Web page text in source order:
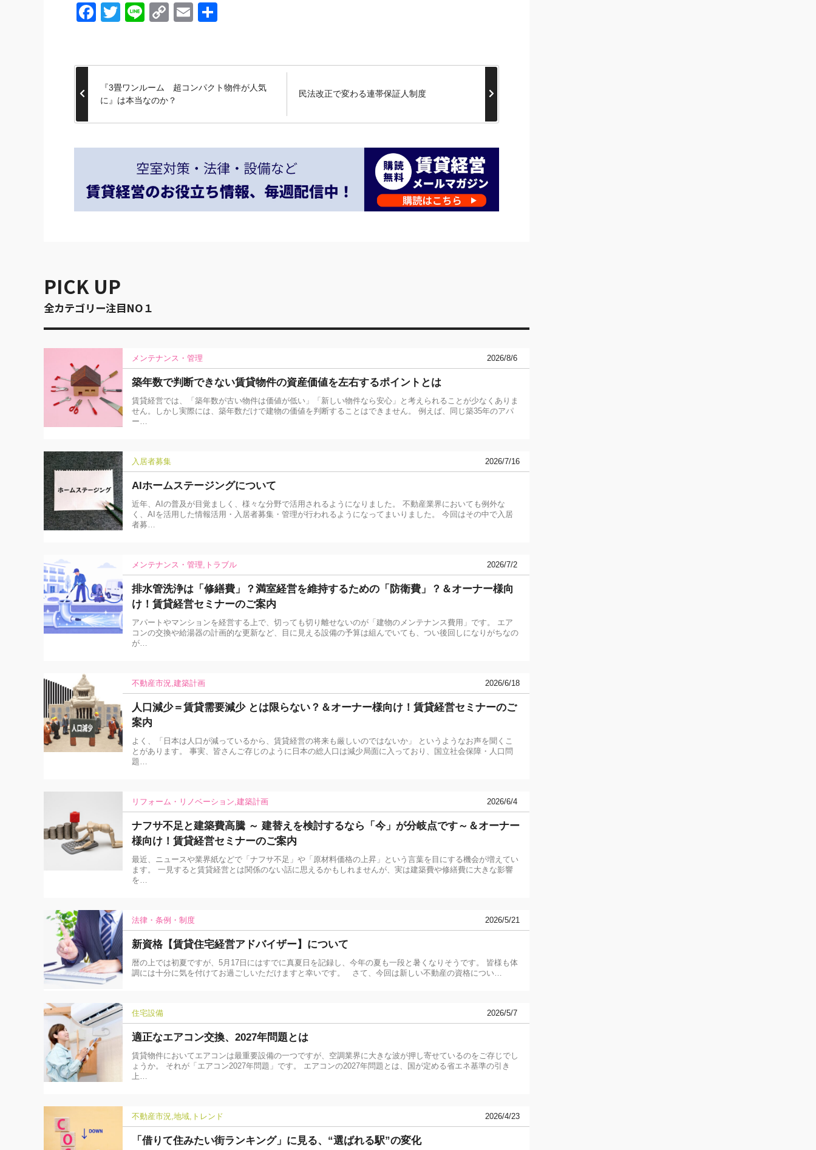
Facebook
Twitter
LineCopyEmail
『3畳ワンルーム 超コンパクト物件が人気
に』は本当なのか？
民法改正で変わる連帯保証人制度
PICK UP
全カテゴリー注目NO１
メンテナンス・管理 2026/8/6
築年数で判断できない賃貸物件の資産価値を左右するポイントとは
賃貸経営では、「築年数が古い物件は価値が低い」「新しい物件なら安心」と考えられることが少なくありま
せん。しかし実際には、築年数だけで建物の価値を判断することはできません。 例えば、同じ築35年のアパ
ー…
入居者募集 2026/7/16
AIホームステージングについて
近年、AIの普及が目覚ましく、様々な分野で活用されるようになりました。 不動産業界においても例外な
く、AIを活用した情報活用・入居者募集・管理が行われるようになってまいりました。 今回はその中で入居
者募…
メンテナンス・管理 トラブル 2026/7/2
排水管洗浄は「修繕費」？満室経営を維持するための「防衛費」？＆オーナー様向
け！賃貸経営セミナーのご案内
アパートやマンションを経営する上で、切っても切り離せないのが「建物のメンテナンス費用」です。 エア
コンの交換や給湯器の計画的な更新など、目に見える設備の予算は組んでいても、つい後回しになりがちなの
が…
不動産市況 建築計画 2026/6/18
人口減少＝賃貸需要減少 とは限らない？＆オーナー様向け！賃貸経営セミナーのご
案内
よく、「日本は人口が減っているから、賃貸経営の将来も厳しいのではないか」 というようなお声を聞くこ
とがあります。 事実、皆さんご存じのように日本の総人口は減少局面に入っており、国立社会保障・人口問
題…
リフォーム・リノベーション 建築計画 2026/6/4
ナフサ不足と建築費高騰 ～ 建替えを検討するなら「今」が分岐点です～＆オーナー
様向け！賃貸経営セミナーのご案内
最近、ニュースや業界紙などで「ナフサ不足」や「原材料価格の上昇」という言葉を目にする機会が増えてい
ます。 一見すると賃貸経営とは関係のない話に思えるかもしれませんが、実は建築費や修繕費に大きな影響
を…
法律・条例・制度 2026/5/21
新資格【賃貸住宅経営アドバイザー】について
暦の上では初夏ですが、5月17日にはすでに真夏日を記録し、今年の夏も一段と暑くなりそうです。 皆様も体
調には十分に気を付けてお過ごしいただけますと幸いです。 さて、今回は新しい不動産の資格につい…
住宅設備 2026/5/7
適正なエアコン交換、2027年問題とは
賃貸物件においてエアコンは最重要設備の一つですが、空調業界に大きな波が押し寄せているのをご存じでし
ょうか。 それが「エアコン2027年問題」です。 エアコンの2027年問題とは、国が定める省エネ基準の引き
上…
不動産市況 地域 トレンド 2026/4/23
「借りて住みたい街ランキング」に見る、“選ばれる駅”の変化